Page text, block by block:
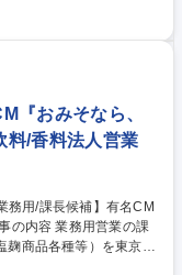
やスーパー・コンビ
製品を提案できます。
を実現する力は、外食
ります。伝統と革新を
ード」を創り出す喜び
『おみそなら、
料/香料法人営業
麹商品各種等）を東京・
やスーパー・コンビ